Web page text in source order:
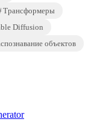
Трансформеры
Diffusion
объектов